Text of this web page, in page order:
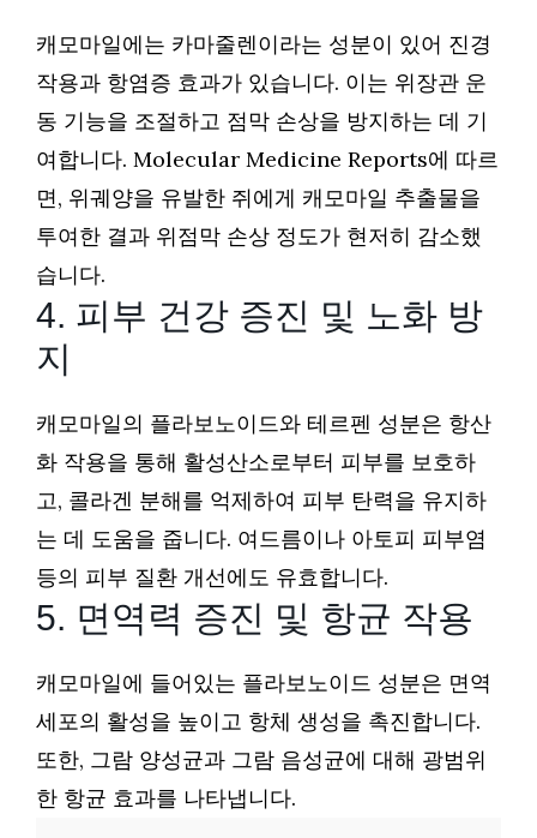
캐모마일에는 카마줄렌이라는 성분이 있어 진경
작용과 항염증 효과가 있습니다. 이는 위장관 운
동 기능을 조절하고 점막 손상을 방지하는 데 기
여합니다. Molecular Medicine Reports에 따르
면, 위궤양을 유발한 쥐에게 캐모마일 추출물을
투여한 결과 위점막 손상 정도가 현저히 감소했
습니다.
4. 피부 건강 증진 및 노화 방
지
캐모마일의 플라보노이드와 테르펜 성분은 항산
화 작용을 통해 활성산소로부터 피부를 보호하
고, 콜라겐 분해를 억제하여 피부 탄력을 유지하
는 데 도움을 줍니다. 여드름이나 아토피 피부염
등의 피부 질환 개선에도 유효합니다.
5. 면역력 증진 및 항균 작용
캐모마일에 들어있는 플라보노이드 성분은 면역
세포의 활성을 높이고 항체 생성을 촉진합니다.
또한, 그람 양성균과 그람 음성균에 대해 광범위
한 항균 효과를 나타냅니다.